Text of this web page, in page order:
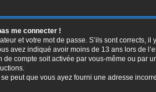
me connecter !
et votre mot de passe. S’ils sont corrects, il
avez indiqué avoir moins de 13 ans lors de
compte soit activée par vous-même ou par
peut que vous ayez fourni une adresse